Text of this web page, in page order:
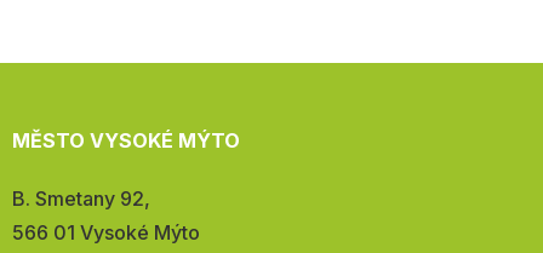
MĚSTO VYSOKÉ MÝTO
Adresa:
B. Smetany 92,
566 01 Vysoké Mýto